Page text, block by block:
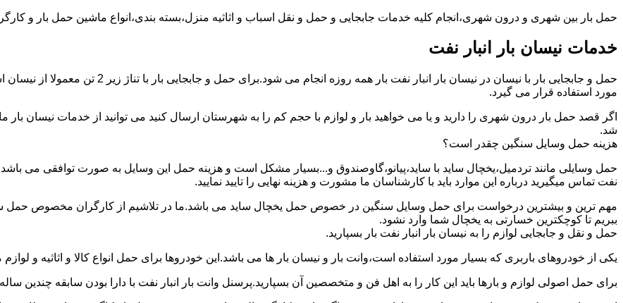
حمل بار بین شهری و درون شهری،انجام کلیه خدمات جابجایی و حمل و نقل اسباب و اثاثیه منزل،بسته بندی،انواع ماشین حمل بار و
خدمات نیسان بار انبار نفت
حمل و جابجایی بار با نیسان در نیسان بار
مورد استفاده قرار می گیرد.
اگر قصد حمل بار درون شهری را دارید و یا می خواهید بار و لوازم با حجم کم را به شهرستان ارسال کنید می توانید از خدمات نیسان بار ما
شد.
هزینه حمل وسایل سنگین چقدر است؟
حمل وسایلی مانند تردمیل،یخچال ساید با ساید،پیانو،گاوصندوق و...بسیار مشکل است و هزینه حمل این وسایل به صورت توافقی می باشد و
نفت تماس میگیرید درباره این موارد باید با کارشناسان ما مشورت و هزینه نهایی را تایید نمایید.
مهم ترین و بیشترین درخواست برای حمل وسایل سنگین در خصوص حمل یخچال ساید می باشد.ما در تلاشیم از کارگران مخصوص حمل
ببریم تا کوچکترین خسارتی به یخچال شما وارد نشود.
حمل و نقل و جابجایی لوازم را به نیسان بار انبار نفت بار بسپارید.
یکی از خودروهای باربری که بسیار مورد استفاده است،وانت بار و نیسان بار ها می باشد.این خودروها برای حمل انواع کالا و اثاثیه و
برای حمل اصولی لوازم و بارها باید این کار را به اهل فن و متخصصین آن بسپارید.پرسنل وانت بار انبار نفت با دارا بودن سابقه چندین